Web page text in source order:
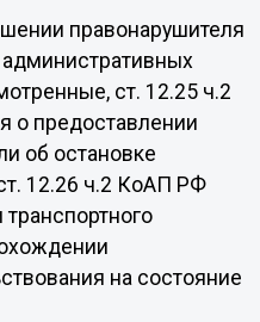
правонарушителя
ст. 12.25 ч.2
о предоставлении
об остановке
12.26 ч.2 КоАП РФ
на состояние